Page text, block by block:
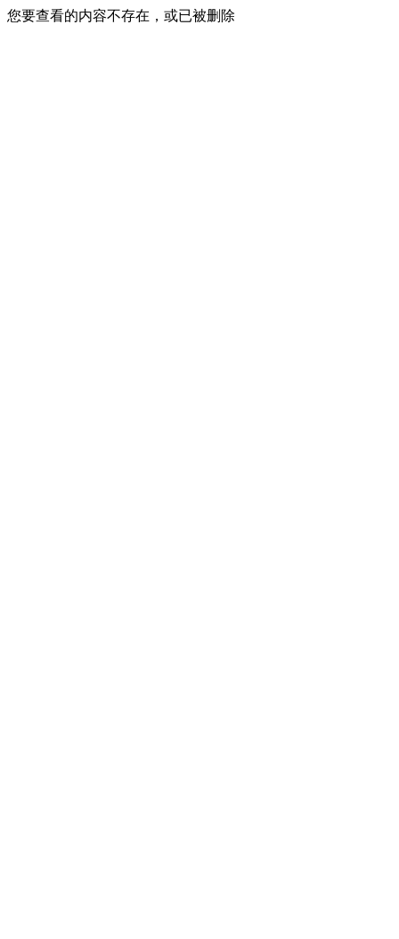
您要查看的内容不存在，或已被删除